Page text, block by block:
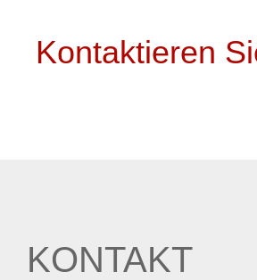
Kontaktieren
KONTAKT